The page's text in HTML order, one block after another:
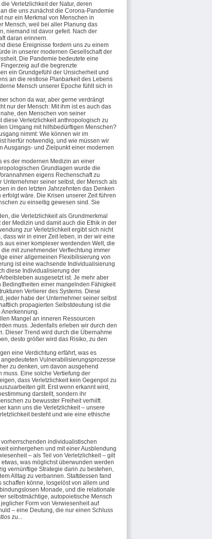
Verletzlichkeit der Natur, deren
die uns zunächst die Corona-Pandemie
nur ein Merkmal von Menschen in
Mensch, weil bei aller Planung das
niemand ist davor gefeit. Nach der
daran erinnern.
diese Ereignisse fordern uns zu einem
in unserer modernen Gesellschaft der
Die Pandemie bedeutete eine
auf die begrenzte
ein Grundgefühl der Unsicherheit und
an die restlose Planbarkeit des Lebens
Mensch unserer Epoche fühlt sich in
schon da war, aber gerne verdrängt
nur der Mensch: Mit ihm ist es auch das
den Menschen von seiner
diese Verletzlichkeit anthropologisch zu
Umgang mit hilfsbedürftigen Menschen?
nimmt: Wie können wir im
hierfür notwendig, und wie müssen wir
Ausgangs- und Zielpunkt einer modernen
es der modernen Medizin an einer
Grundlagen wurde die
eigens Rechenschaft zu
seiner selbst, der Mensch als
in den letzten Jahrzehnten das Denken
wäre. Die Krisen unserer Zeit führen
zu einseitig gewesen sind. Sie
die Verletzlichkeit als Grundmerkmal
Medizin und damit auch die Ethik in der
zur Verletzlichkeit ergibt sich nicht
wir in einer Zeit leben, in der wir eine
aus einer komplexer werdenden Welt, die
mit zunehmender Verflechtung immer
einer allgemeinen Flexibilisierung von
ist eine wachsende Individualisierung
diese Individualisierung der
ausgesetzt ist. Je mehr aber
einer mangelnden Fähigkeit
Verlierer des Systems. Diese
jeder habe der Unternehmer seiner selbst
propagierten Selbstdeutung ist die
Anerkennung.
Mangel an inneren Ressourcen
muss. Jedenfalls erleben wir durch den
Dieser Trend wird durch die Übernahme
desto größer wird das Risiko, zu den
eine Verdichtung erfährt, was es
Vulnerabilisierungsprozesse
zu denken, um davon ausgehend
Eine solche Vertiefung der
dass Verletzlichkeit kein Gegenpol zu
gilt. Erst wenn erkannt wird,
darstellt, sondern ihr
zu bewusster Freiheit verhilft.
kann uns die Verletzlichkeit – unsere
besteht und wie eine ethische
individualistischen
einhergehen und mit einer Ausblendung
– als Teil von Verletzlichkeit – gilt
was möglichst überwunden werden
vernünftige Strategie darin zu bestehen,
Alltag zu verbannen. Stattdessen fand
könne, losgelöst von allem und
Monade, und die relationale
selbstmächtige, autopoietische Mensch
Form von Verwiesenheit auf
– eine Deutung, die nur einen Schluss
zu...